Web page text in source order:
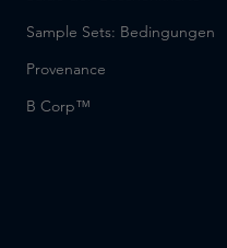
Sample Sets: Bedingungen
Provenance
B Corp™